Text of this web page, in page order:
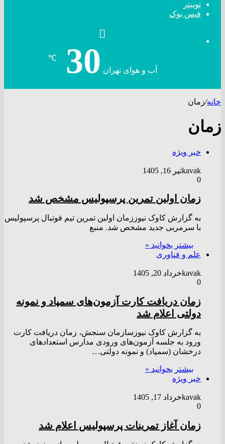
توییتر
فیس بوک
آب و هوای تهران 30
℃
خانه/زمان
زمان
خبر ویژه
kavakتیر 16, 1405
0
زمان اولین تمرین پرسپولیس مشخص شد
به گزارش کاوک نیوززمان اولین تمرین تیم فوتبال پرسپولیس
با سرمربی جدید مشخص شد. منبع
بیشتر بخوانید »
علم و فناوری
kavakخرداد 20, 1405
0
زمان دریافت کارت آزمون‌های سمپاد و نمونه
دولتی اعلام شد
به گزارش کاوک نیوزسازمان سنجش، زمان دریافت کارت
ورود به جلسه آزمون‌های ورودی مدارس استعداد‌های
درخشان (سمپاد) و نمونه دولتی…
بیشتر بخوانید »
خبر ویژه
kavakخرداد 17, 1405
0
زمان آغاز تمرینات پرسپولیس اعلام شد